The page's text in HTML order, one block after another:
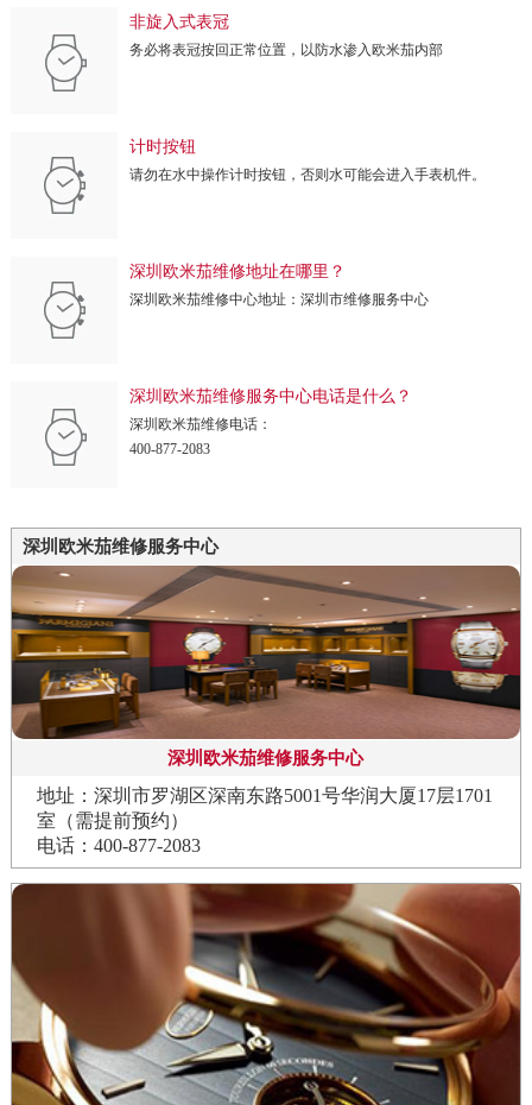
非旋入式表冠
务必将表冠按回正常位置，以防水渗入欧米茄内部
计时按钮
请勿在水中操作计时按钮，否则水可能会进入手表机件。
深圳欧米茄维修地址在哪里？
深圳欧米茄维修中心地址：深圳市维修服务中心
深圳欧米茄维修服务中心电话是什么？
深圳欧米茄维修电话：
400-877-2083
深圳欧米茄维修服务中心
深圳欧米茄维修服务中心
地址：深圳市罗湖区深南东路5001号华润大厦17层1701
室（需提前预约）
电话：400-877-2083